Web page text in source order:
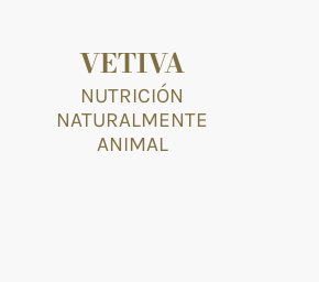
VETIVA
NUTRICIÓN
NATURALMENTE
ANIMAL